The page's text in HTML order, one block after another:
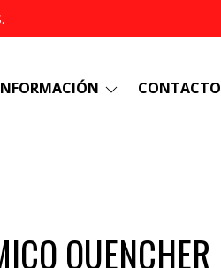
CONTACTO
QUENCHER